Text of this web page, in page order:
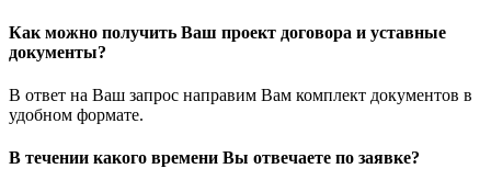
Как можно получить Ваш проект договора и уставные
документы?
В ответ на Ваш запрос направим Вам комплект документов в
удобном формате.
В течении какого времени Вы отвечаете по заявке?